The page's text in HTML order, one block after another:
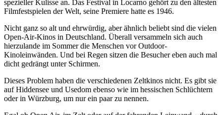
spezieller Kulisse an. Das Festival in Locarno gehört zu den ältesten
Filmfestspielen der Welt, seine Premiere hatte es 1946.
Nicht ganz so alt und ehrwürdig, aber ähnlich beliebt sind die vielen
Open-Air-Kinos in Deutschland. Überall versammeln sich auch
hierzulande im Sommer die Menschen vor Outdoor-
Kinoleinwänden. Und bei Regen sitzen die Besucher eben auch mal
dicht gedrängt unter Schirmen.
Dieses Problem haben die verschiedenen Zeltkinos nicht. Es gibt sie
auf Hiddensee und Usedom ebenso wie im hessischen Schlüchtern
oder in Würzburg, um nur ein paar zu nennen.